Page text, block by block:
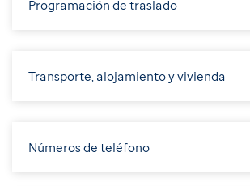
Programación de traslado
Transporte, alojamiento y vivienda
Números de teléfono